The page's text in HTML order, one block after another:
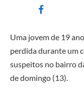
Uma jovem de 19
perdida durante um
suspeitos no bairro
de domingo (13).